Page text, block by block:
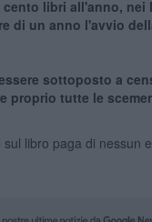
libri all'anno, nei
di un anno l'avvio
sottoposto a
proprio tutte le
libro paga di nessun